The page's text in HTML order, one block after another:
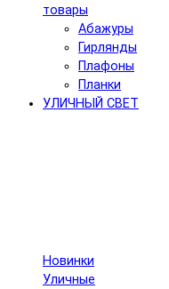
товары
Абажуры
Гирлянды
Плафоны
Планки
УЛИЧНЫЙ СВЕТ
Новинки
Уличные